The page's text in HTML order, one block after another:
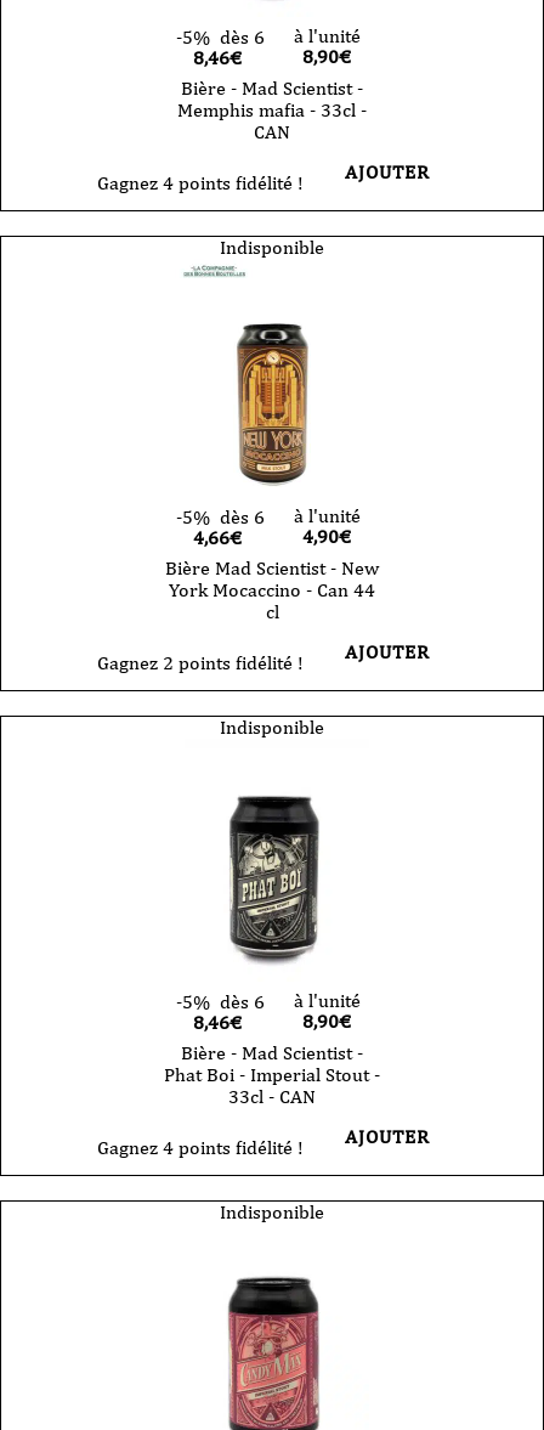
-5% dès 6
8,46€
à l'unité
8,90€
Bière - Mad Scientist -
Memphis mafia - 33cl -
CAN
Gagnez 4 points fidélité ! AJOUTER
Indisponible
-5% dès 6
4,66€
à l'unité
4,90€
Bière Mad Scientist - New
York Mocaccino - Can 44
cl
Gagnez 2 points fidélité ! AJOUTER
Indisponible
-5% dès 6
8,46€
à l'unité
8,90€
Bière - Mad Scientist -
Phat Boi - Imperial Stout -
33cl - CAN
Gagnez 4 points fidélité ! AJOUTER
Indisponible